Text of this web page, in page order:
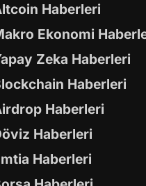
Haberleri
Ekonomi
Zeka Haberleri
Haberleri
Haberleri
Haberleri
Haberleri